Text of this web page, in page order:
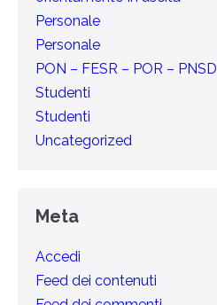
Personale
Personale
PON – FESR – POR – PNSD
Studenti
Studenti
Uncategorized
Meta
Accedi
Feed dei contenuti